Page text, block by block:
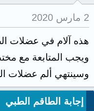
2 مارس 2020
هذه آلام في عضلات
ويجب المتابعة مع
وسينتهي ألم عضلات
إجابة الطاقم الطبي